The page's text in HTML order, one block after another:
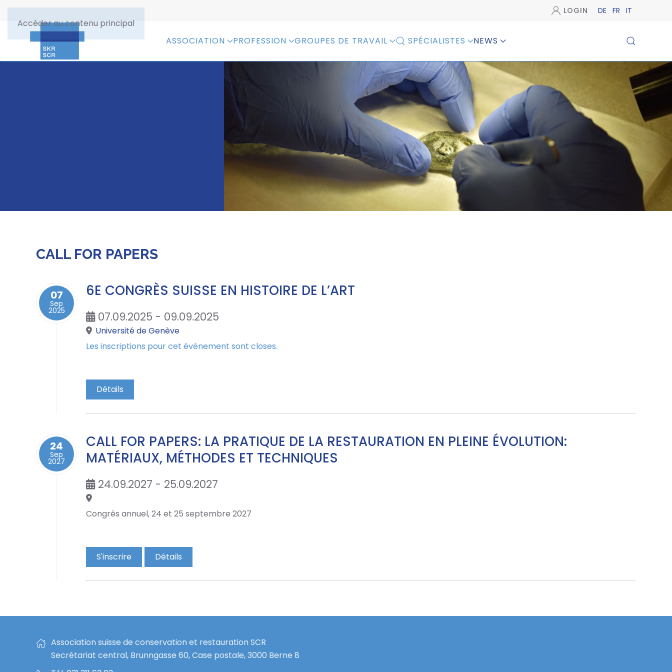
Accéder au contenu principal
LOGIN DE FR IT
ASSOCIATION PROFESSION GROUPES DE TRAVAIL SPÉCIALISTES NEWS
CALL FOR PAPERS
07
Sep
2025
6E CONGRÈS SUISSE EN HISTOIRE DE L’ART
07.09.2025 - 09.09.2025
Université de Genève
Les inscriptions pour cet événement sont closes.
Détails
24
Sep
2027
CALL FOR PAPERS: LA PRATIQUE DE LA RESTAURATION EN PLEINE ÉVOLUTION:
MATÉRIAUX, MÉTHODES ET TECHNIQUES
24.09.2027 - 25.09.2027
Congrès annuel, 24 et 25 septembre 2027
S'inscrire Détails
Association suisse de conservation et restauration SCR
Secrétariat central, Brunngasse 60, Case postale, 3000 Berne 8